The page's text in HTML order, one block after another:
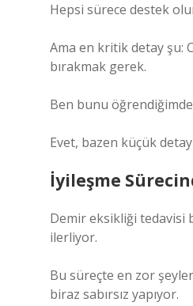
Hepsi sürece destek
Ama en kritik detay şu:
bırakmak gerek.
Ben bunu öğrendiğimde
Evet, bazen küçük
İyileşme
Demir eksikliği tedavisi
ilerliyor.
Bu süreçte en zor
biraz sabırsız yapıyor.